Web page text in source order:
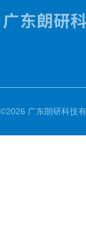
©2026 广东朗研科技